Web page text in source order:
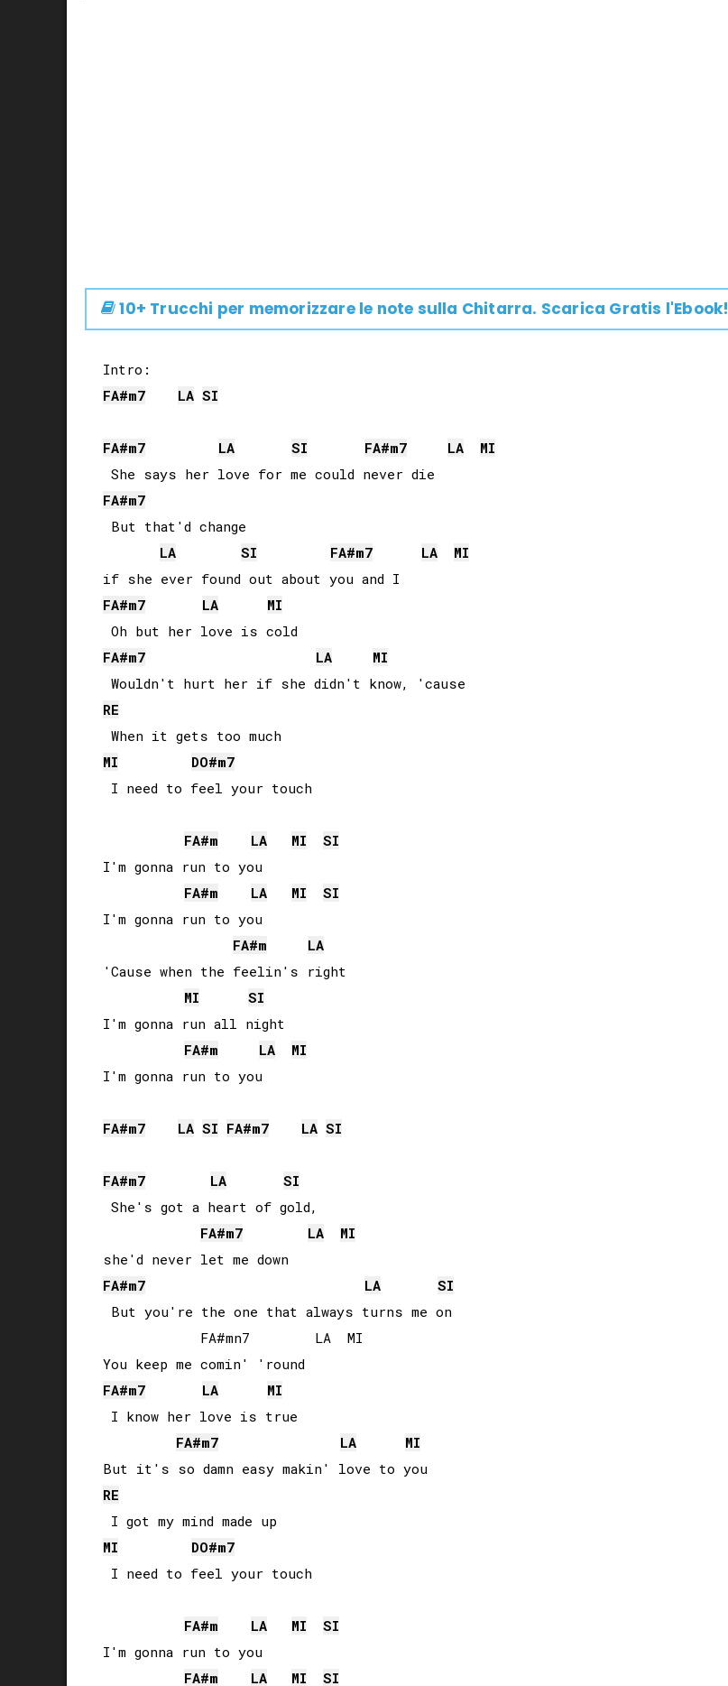
10+ Trucchi per memorizzare le note sulla Chitarra. Scarica Gratis l'Ebook!
FA#m7 LA SI
FA#m7 LA SI FA#m7 LA
MI
FA#m7
But that'd change
LA
SI FA#m7 LA
MI
FA#m7 LA
MI
FA#m7 LA
MI
RE
MI
DO#m7
I need to feel your touch
FA#m LA MI
SI
I'm gonna run to you
FA#m LA MI
SI
I'm gonna run to you
FA#m
LA
'Cause when the feelin's right
MI
SI
I'm gonna run all night
FA#m LA
MI
I'm gonna run to you
FA#m7 LA SI FA#m7 LA SI
FA#m7 LA
SI
She's got a heart of gold,
FA#m7 LA
MI
FA#m7 LA
SI
But you're the one that always turns me on
            FA#mn7        LA  MI
FA#m7 LA
MI
I know her love is true
FA#m7 LA
MI
RE
MI
DO#m7
I need to feel your touch
FA#m LA MI
SI
I'm gonna run to you
FA#m LA MI SI